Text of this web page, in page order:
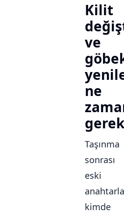
Kilit
ve
ne
Taşınma
sonrası
eski
kimde